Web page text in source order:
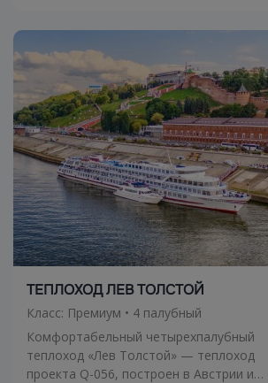
технологии, авторская кухня на борту,
уникальные сочетания морских и речных
путешествий.
ТЕПЛОХОД ЛЕВ ТОЛСТОЙ
Класс: Премиум • 4 палубный
Комфортабельный четырехпалубный
теплоход «Лев Толстой» — теплоход
проекта Q-056, построен в Австрии и